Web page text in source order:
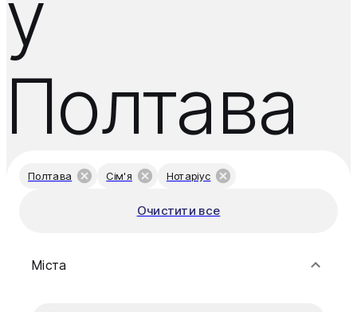
Полтава
Полтава Сім'я Нотаріус
Очистити все
Міста